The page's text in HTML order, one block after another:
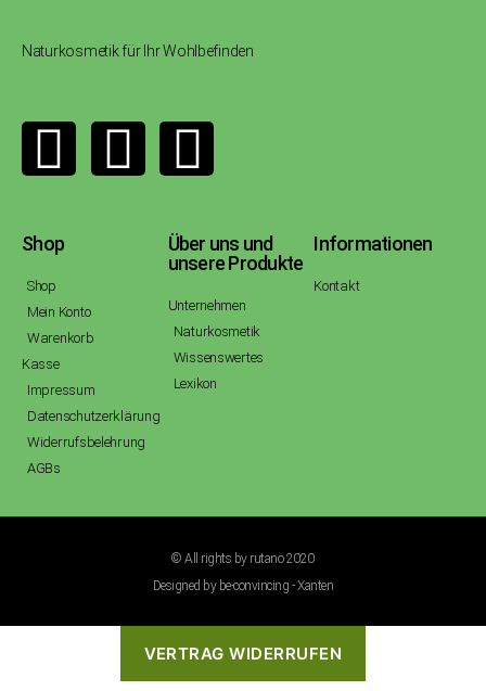
Naturkosmetik für Ihr Wohlbefinden
Shop
Shop
Mein Konto
Warenkorb
Kasse
Impressum
Datenschutzerklärung
Widerrufsbelehrung
AGBs
Über uns und
unsere Produkte
Unternehmen
Naturkosmetik
Wissenswertes
Lexikon
Informationen
Kontakt
© All rights by rutano 2020
Designed by be-convincing - Xanten
VERTRAG WIDERRUFEN